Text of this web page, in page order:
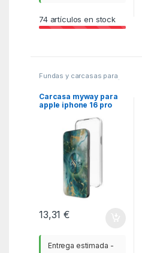
74artículos en stock
Fundas y carcasas para
, Telefonía
Carcasa myway para
apple iphone 16 pro
13,31€
Entrega estimada -